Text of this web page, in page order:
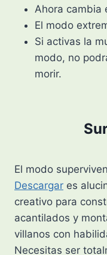
Ahora cambia
El modo
Si activas la
modo, no
morir.
El modo
Descargar es
creativo para
acantilados y
villanos con
Necesitas ser